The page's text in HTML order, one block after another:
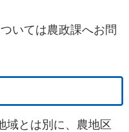
いては農政課へお問
域とは別に、農地区